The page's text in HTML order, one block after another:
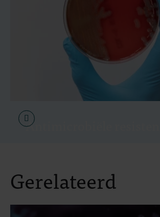
Antimicrobiële
Gerelateerd